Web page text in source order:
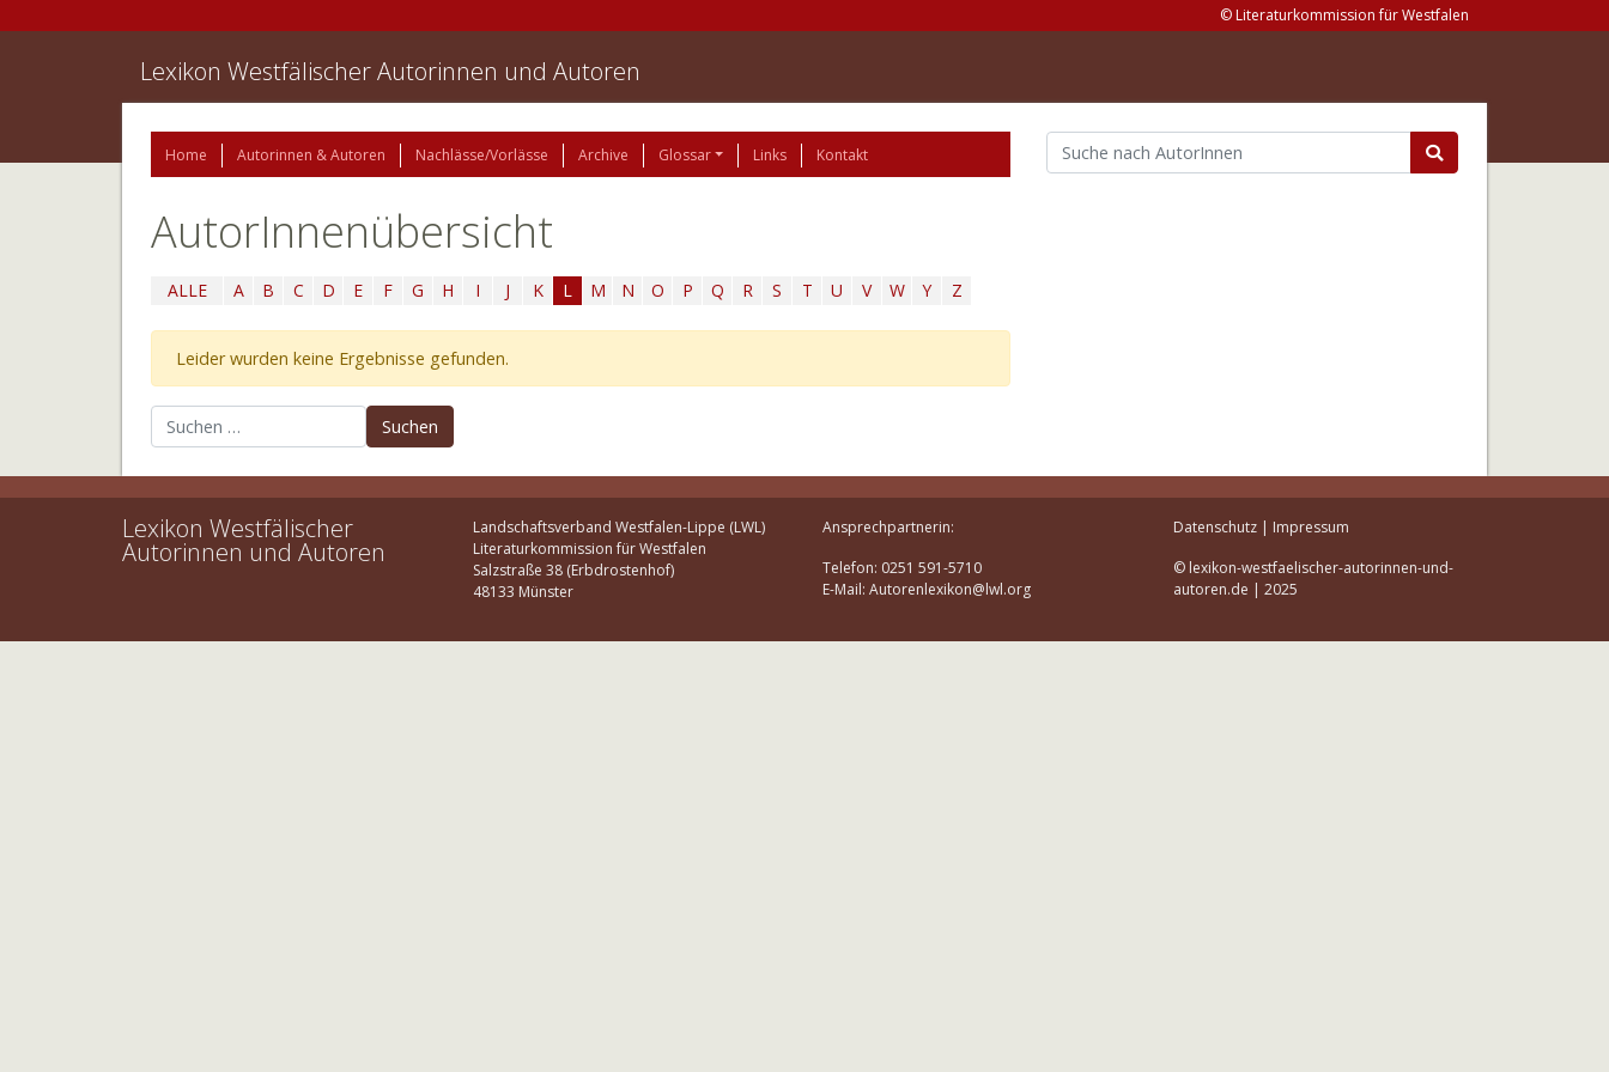
© Literaturkommission für Westfalen
Lexikon Westfälischer Autorinnen und Autoren
Home Autorinnen & Autoren Nachlässe/Vorlässe Archive Glossar Links Kontakt
AutorInnenübersicht
ALLE A B C D E F G H I J K L M N O P Q R S T U V W Y Z
Leider wurden keine Ergebnisse gefunden.
Lexikon Westfälischer
Autorinnen und Autoren
Landschaftsverband Westfalen-Lippe (LWL)
Literaturkommission für Westfalen
Salzstraße 38 (Erbdrostenhof)
48133 Münster
Ansprechpartnerin:
Telefon: 0251 591-5710
E-Mail: Autorenlexikon@lwl.org
Datenschutz| Impressum
© lexikon-westfaelischer-autorinnen-und-
autoren.de | 2025